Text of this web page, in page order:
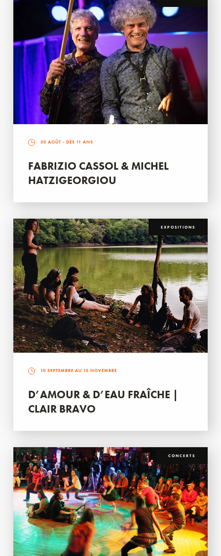
30 AOÛT - DÈS 11 ANS
FABRIZIO CASSOL & MICHEL
HATZIGEORGIOU
EXPOSITIONS
10 SEPTEMBRE AU 15 NOVEMBRE
D’AMOUR & D’EAU FRAÎCHE |
CLAIR BRAVO
CONCERTS